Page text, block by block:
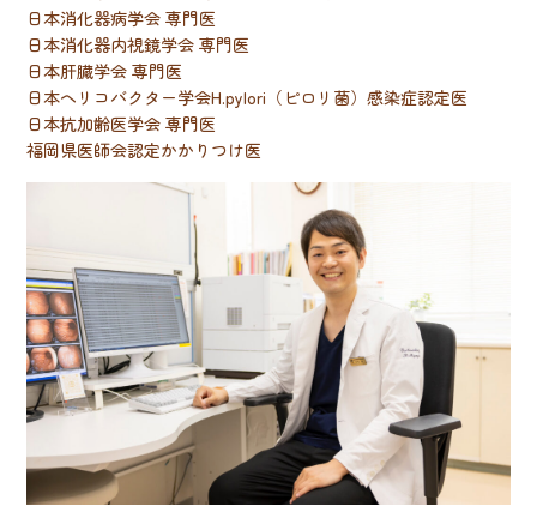
日本消化器病学会 専門医
日本消化器内視鏡学会 専門医
日本肝臓学会 専門医
日本ヘリコバクター学会H.pylori（ピロリ菌）感染症認定医
日本抗加齢医学会 専門医
福岡県医師会認定かかりつけ医